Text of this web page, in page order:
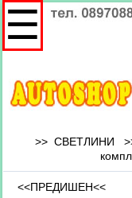
☰
>> СВЕТЛИНИ
<<ПРЕДИШЕН<<